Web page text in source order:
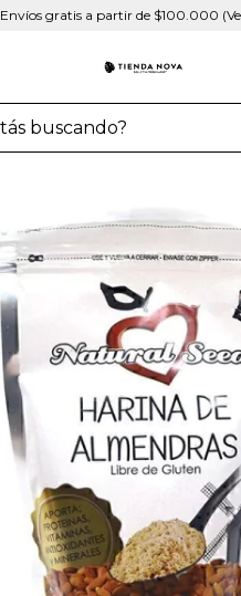
Envíos gratis a partir de $100.000